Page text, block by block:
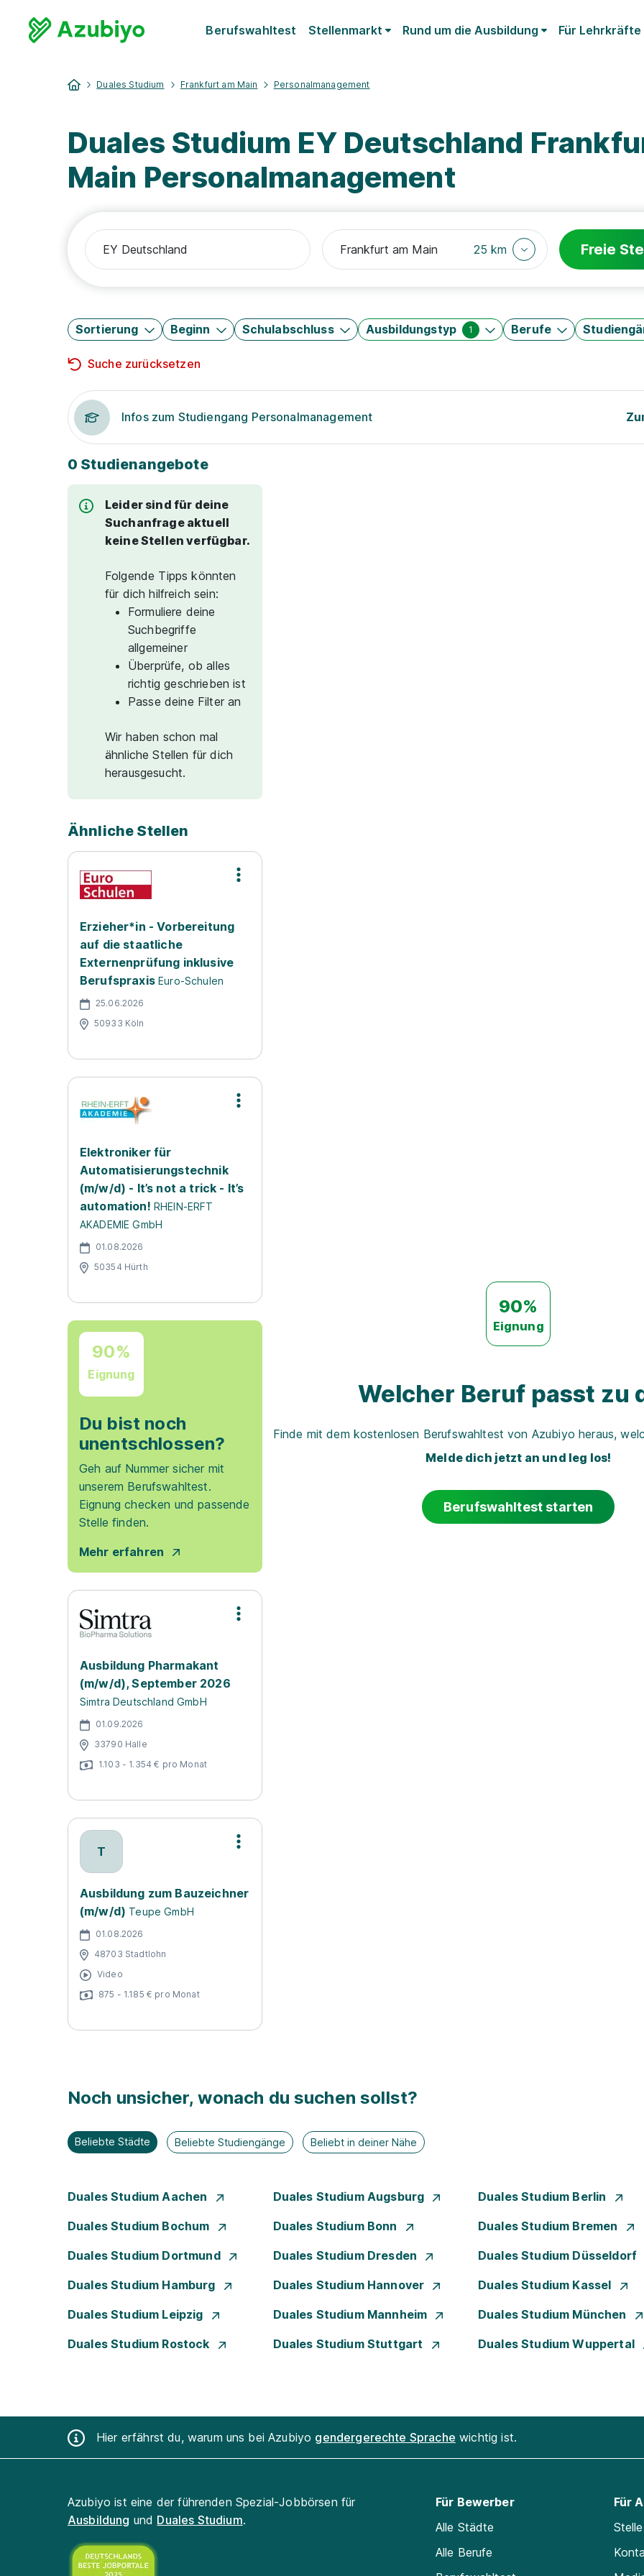
Berufswahltest Stellenmarkt Rund um die Ausbildung Für Lehrkräfte
Duales Studium Frankfurt am Main Personalmanagement
Duales Studium EY Deutschland
Main Personalmanagement
25 km Freie
Sortierung Beginn Schulabschluss Ausbildungstyp 1 Berufe
Suche zurücksetzen
Infos zum Studiengang Personalmanagement
0 Studienangebote
Leider sind für deine
Suchanfrage aktuell
keine Stellen verfügbar.
Folgende Tipps könnten
für dich hilfreich sein:
Formuliere deine
Suchbegriffe
allgemeiner
Überprüfe, ob alles
richtig geschrieben ist
Passe deine Filter an
Wir haben schon mal
ähnliche Stellen für dich
herausgesucht.
Ähnliche Stellen
Erzieher*in - Vorbereitung
auf die staatliche
Externenprüfung inklusive
Berufspraxis Euro-Schulen
25.06.2026
50933 Köln
Elektroniker für
Automatisierungstechnik
(m/w/d) - It’s not a trick - It’s
automation! RHEIN-ERFT
AKADEMIE GmbH
01.08.2026
50354 Hürth
90%
Eignung
Du bist noch
unentschlossen?
Geh auf Nummer sicher mit
unserem Berufswahltest.
Eignung checken und passende
Stelle finden.
Mehr erfahren
Ausbildung Pharmakant
(m/w/d), September 2026
Simtra Deutschland GmbH
01.09.2026
33790 Halle
1.103 - 1.354 € pro Monat
T
Ausbildung zum Bauzeichner
(m/w/d) Teupe GmbH
01.08.2026
48703 Stadtlohn
Video
875 - 1.185 € pro Monat
90%
Eignung
Welcher Beruf passt zu
Finde mit dem kostenlosen Berufswahltest von Azubiyo heraus,
Melde dich jetzt an und leg los!
Berufswahltest starten
Noch unsicher, wonach du suchen sollst?
Beliebte Städte Beliebte Studiengänge Beliebt in deiner Nähe
Duales Studium Aachen Duales Studium Augsburg Duales Studium Berlin
Duales Studium Bochum Duales Studium Bonn Duales Studium Bremen
Duales Studium Dortmund Duales Studium Dresden Duales Studium Düsseldorf
Duales Studium Hamburg Duales Studium Hannover Duales Studium Kassel
Duales Studium Leipzig Duales Studium Mannheim Duales Studium München
Duales Studium Rostock Duales Studium Stuttgart Duales Studium Wuppertal
Hier erfährst du, warum uns bei Azubiyo gendergerechte Sprache wichtig ist.
Azubiyo ist eine der führenden Spezial-Jobbörsen für
Ausbildung und Duales Studium.
Für Bewerber
Alle Städte
Alle Berufe
Für